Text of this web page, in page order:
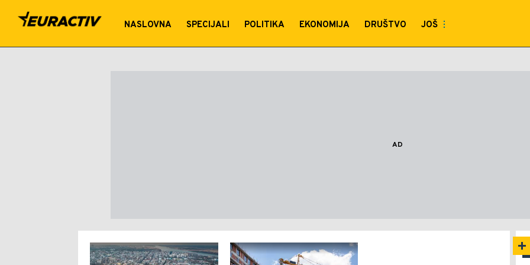
cene stanova NASLOVNA SPECIJALI POLITIKA EKONOMIJA DRUŠTVO JOŠ